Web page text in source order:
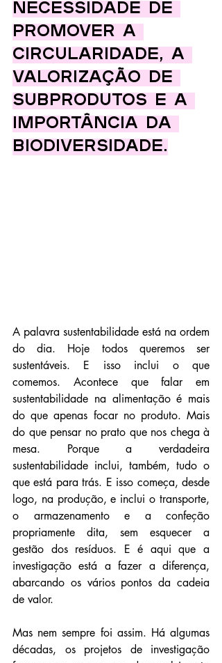
necessidade de
promover a
circularidade, a
valorização de
subprodutos e a
importância da
biodiversidade.
A palavra sustentabilidade está na ordem
do dia. Hoje todos queremos ser
sustentáveis. E isso inclui o que
comemos. Acontece que falar em
sustentabilidade na alimentação é mais
do que apenas focar no produto. Mais
do que pensar no prato que nos chega à
mesa. Porque a verdadeira
sustentabilidade inclui, também, tudo o
que está para trás. E isso começa, desde
logo, na produção, e inclui o transporte,
o armazenamento e a confeção
propriamente dita, sem esquecer a
gestão dos resíduos. E é aqui que a
investigação está a fazer a diferença,
abarcando os vários pontos da cadeia
de valor.
Mas nem sempre foi assim. Há algumas
décadas, os projetos de investigação